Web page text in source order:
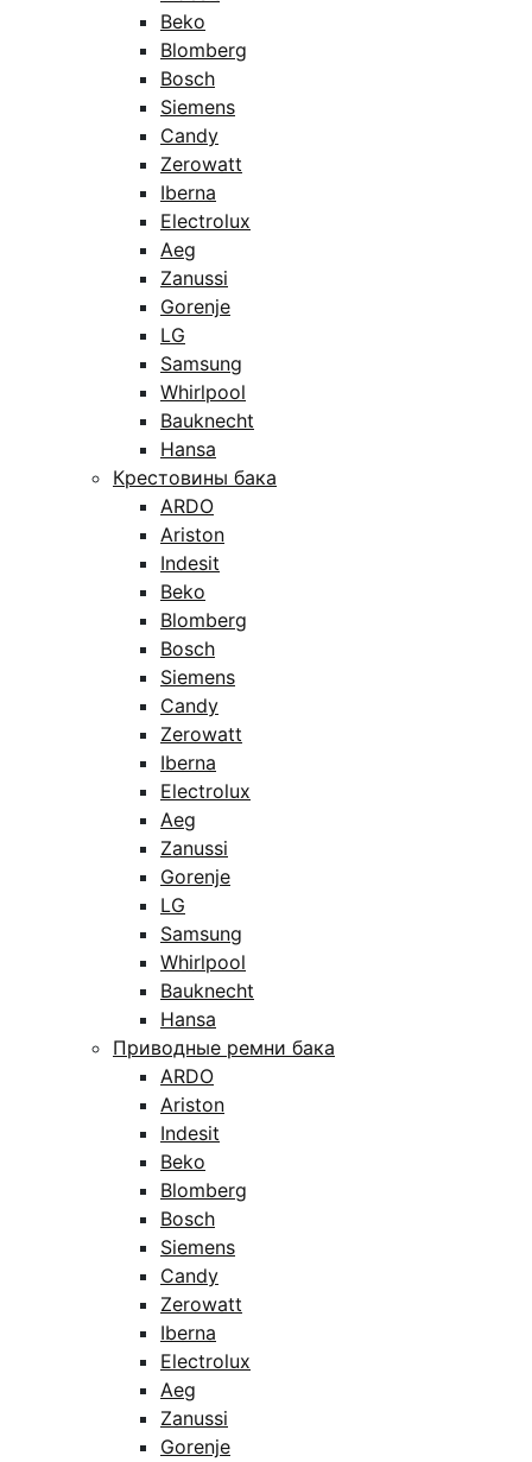
Beko
Blomberg
Bosch
Siemens
Candy
Zerowatt
Iberna
Electrolux
Aeg
Zanussi
Gorenje
LG
Samsung
Whirlpool
Bauknecht
Hansa
Крестовины бака
ARDO
Ariston
Indesit
Beko
Blomberg
Bosch
Siemens
Candy
Zerowatt
Iberna
Electrolux
Aeg
Zanussi
Gorenje
LG
Samsung
Whirlpool
Bauknecht
Hansa
Приводные ремни бака
ARDO
Ariston
Indesit
Beko
Blomberg
Bosch
Siemens
Candy
Zerowatt
Iberna
Electrolux
Aeg
Zanussi
Gorenje